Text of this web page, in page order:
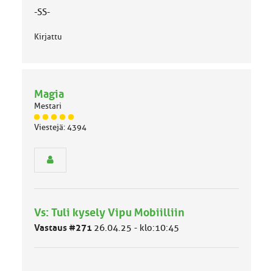
-SS-
Kirjattu
Magia
Mestari
J
ä
m
ä
Viestejä: 4394
Vs: Tuli kysely Vipu Mobiilliin
Vastaus #271 26.04.25 - klo:10:45